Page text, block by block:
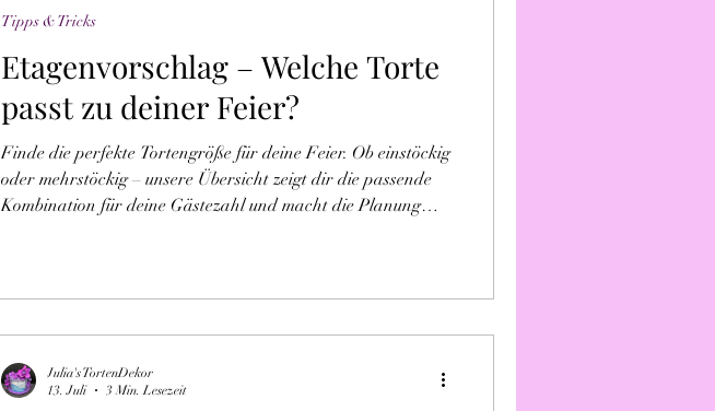
Etagenvorschlag – Welche Torte
passt zu deiner Feier?
Finde die perfekte Tortengröße für deine Feier. Ob einstöckig
oder mehrstöckig – unsere Übersicht zeigt dir die passende
Kombination für deine Gästezahl und macht die Planung
Tipps & Tricks
Julia's TortenDekor
13. Juli
3 Min. Lesezeit